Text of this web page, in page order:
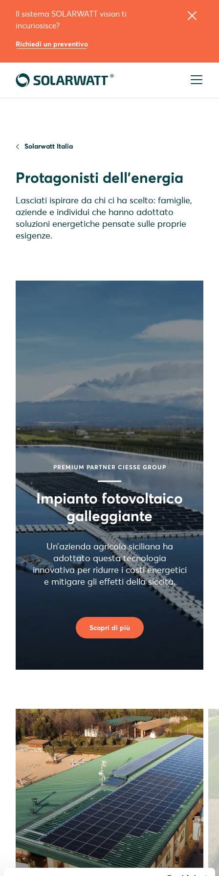
Il sistema SOLARWATT vision ti
incuriosisce?
Richiedi un preventivo
Solarwatt Italia
Protagonisti dell'energia
Lasciati ispirare da chi ci ha scelto: famiglie,
aziende e individui che hanno adottato
soluzioni energetiche pensate sulle proprie
esigenze.
PREMIUM PARTNER CIESSE GROUP
Impianto fotovoltaico
galleggiante
Un’azienda agricola siciliana ha
adottato questa tecnologia
innovativa per ridurre i costi energetici
e mitigare gli effetti della siccità.
Scopri di più